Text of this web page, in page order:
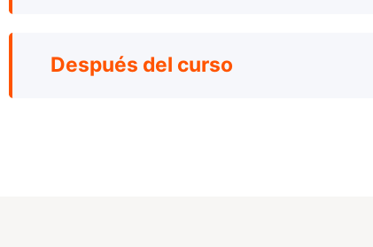
Después del curso